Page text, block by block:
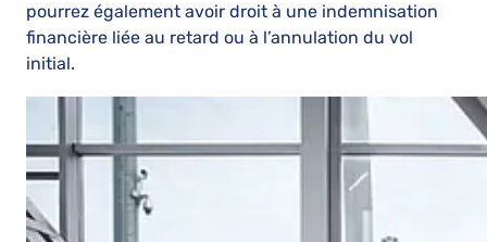
pourrez également avoir droit à une indemnisation
financière liée au retard ou à l’annulation du vol
initial.